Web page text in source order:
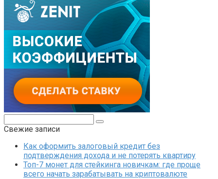
Свежие записи
Как оформить залоговый кредит без
подтверждения дохода и не потерять квартиру
Топ-7 монет для стейкинга новичкам: где проще
всего начать зарабатывать на криптовалюте